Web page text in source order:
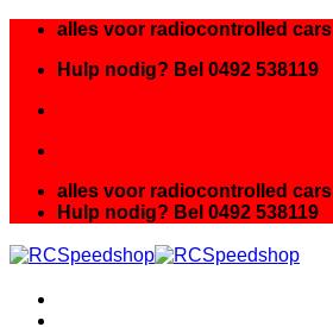
inhoud
alles voor radiocontrolled cars
Hulp nodig? Bel 0492 538119
alles voor radiocontrolled cars
Hulp nodig? Bel 0492 538119